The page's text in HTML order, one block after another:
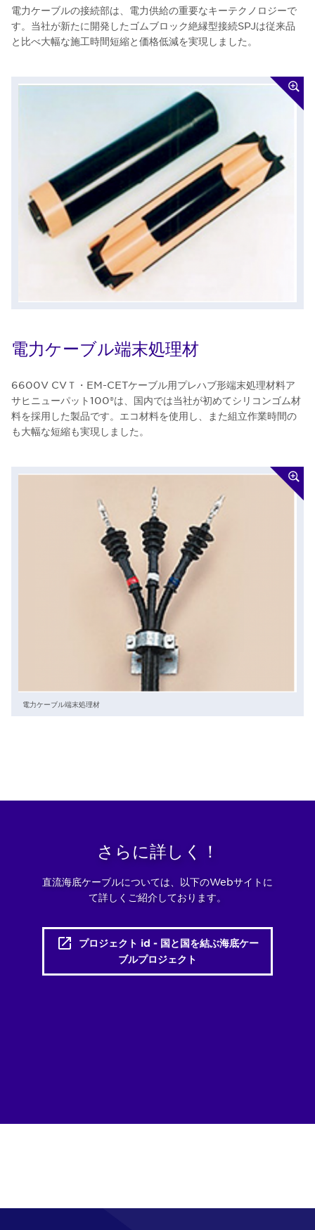
電力ケーブルの接続部は、電力供給の重要なキーテクノロジーで
す。当社が新たに開発したゴムブロック絶縁型接続SPJは従来品
と比べ大幅な施工時間短縮と価格低減を実現しました。
電力ケーブル端末処理材
6600V CVＴ・EM-CETケーブル用プレハブ形端末処理材料ア
サヒニューパット100®は、国内では当社が初めてシリコンゴム材
料を採用した製品です。エコ材料を使用し、また組立作業時間の
も大幅な短縮も実現しました。
電力ケーブル端末処理材
さらに詳しく！
直流海底ケーブルについては、以下のWebサイトに
て詳しくご紹介しております。
プロジェクト id - 国と国を結ぶ海底ケー
ブルプロジェクト